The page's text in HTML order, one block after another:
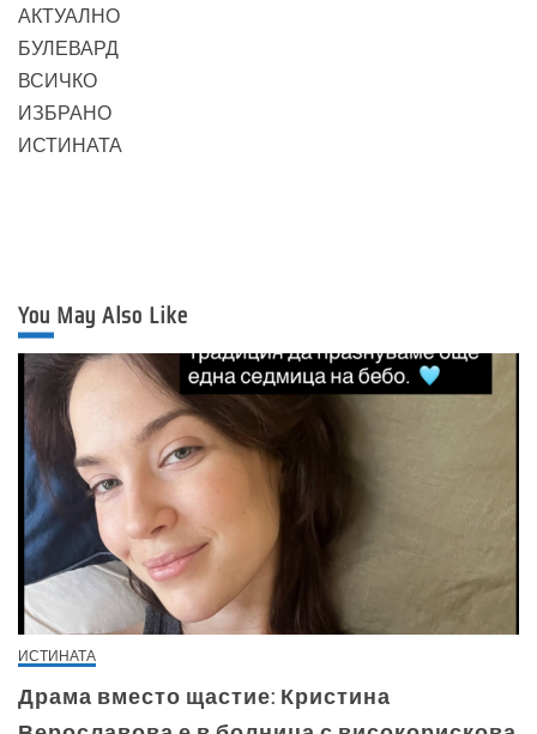
АКТУАЛНО
БУЛЕВАРД
ВСИЧКО
ИЗБРАНО
ИСТИНАТА
You May Also Like
ИСТИНАТА
Драма вместо щастие: Кристина